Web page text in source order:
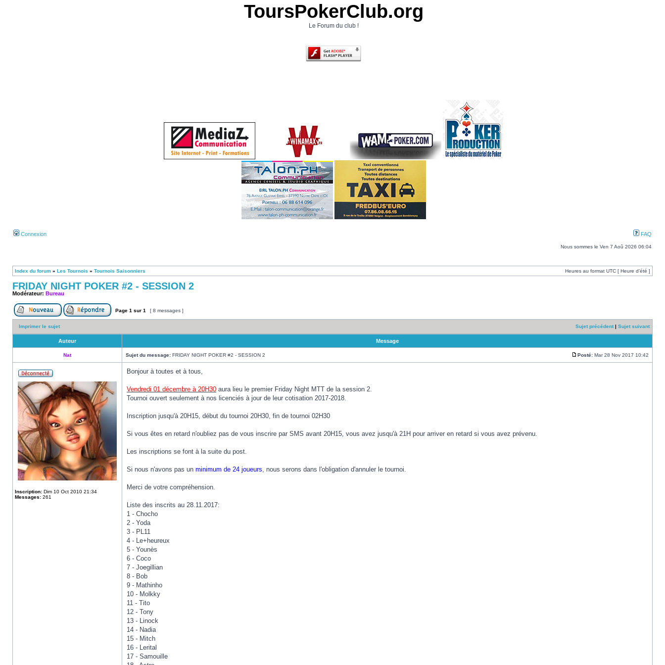
ToursPokerClub.org
Le Forum du club !
Connexion FAQ
Nous sommes le Ven 7 Aoû 2026 06:04
Index du forum » Les Tournois » Tournois Saisonniers Heures au format UTC [ Heure d’été ]
FRIDAY NIGHT POKER #2 - SESSION 2
Modérateur: Bureau
Page 1 sur 1 [ 8 messages ]
Imprimer le sujet Sujet précédent| Sujet suivant
Auteur Message
Nat Sujet du message: FRIDAY NIGHT POKER #2 - SESSION 2 Posté: Mar 28 Nov 2017 10:42
Inscription: Dim 10 Oct 2010 21:34
Messages: 261
Bonjour à toutes et à tous,
Vendredi 01 décembre à 20H30 aura lieu le premier Friday Night MTT de la session 2.
Tournoi ouvert seulement à nos licenciés à jour de leur cotisation 2017-2018.
Inscription jusqu'à 20H15, début du tournoi 20H30, fin de tournoi 02H30
Si vous êtes en retard n'oubliez pas de vous inscrire par SMS avant 20H15, vous avez jusqu'à 21H pour arriver en retard si vous avez prévenu.
Les inscriptions se font à la suite du post.
Si nous n'avons pas un minimum de 24 joueurs, nous serons dans l'obligation d'annuler le tournoi.
Merci de votre compréhension.
Liste des inscrits au 28.11.2017:
1 - Chocho
2 - Yoda
3 - PL11
4 - Le+heureux
5 - Younès
6 - Coco
7 - Joegillian
8 - Bob
9 - Mathinho
10 - Molkky
11 - Tito
12 - Tony
13 - Linock
14 - Nadia
15 - Mitch
16 - Lerital
17 - Samouille